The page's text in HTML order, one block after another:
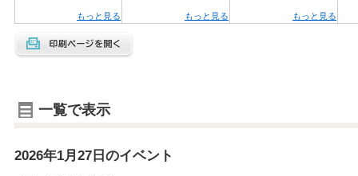
もっと見る もっと見る もっと見る
一覧で表示
2026年1月27日のイベント